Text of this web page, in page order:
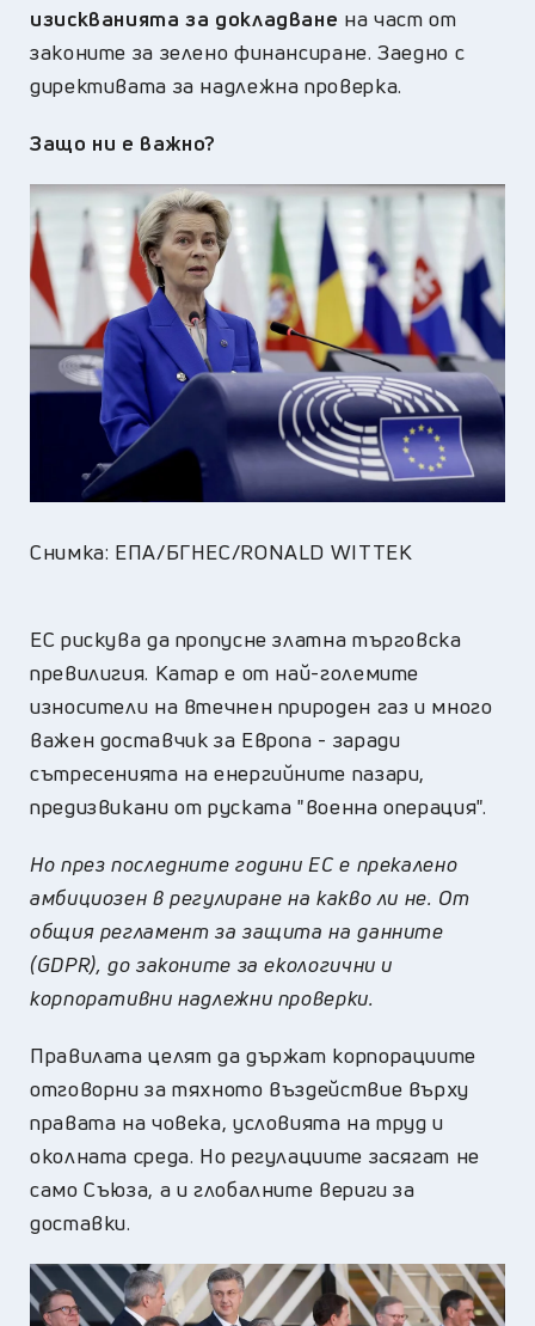
изискванията за докладване на част от
законите за зелено финансиране. Заедно с
директивата за надлежна проверка.
Защо ни е важно?
Снимка: ЕПА/БГНЕС/RONALD WITTEK
ЕС рискува да пропусне златна търговска
превилигия. Катар е от най-големите
износители на втечнен природен газ и много
важен доставчик за Европа - заради
сътресенията на енергийните пазари,
предизвикани от руската "военна операция".
Но през последните години ЕС е прекалено
амбициозен в регулиране на какво ли не. От
общия регламент за защита на данните
(GDPR), до законите за екологични и
корпоративни надлежни проверки.
Правилата целят да държат корпорациите
отговорни за тяхното въздействие върху
правата на човека, условията на труд и
околната среда. Но регулациите засягат не
само Съюза, а и глобалните вериги за
доставки.